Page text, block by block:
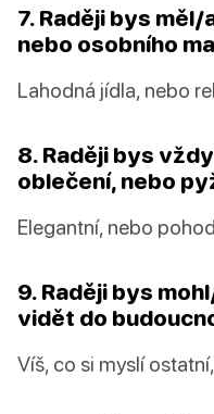
7. Raději bys
nebo osobního
Lahodná jídla, nebo
8. Raději bys
oblečení, nebo
Elegantní, nebo
9. Raději bys
vidět do
Víš, co si myslí